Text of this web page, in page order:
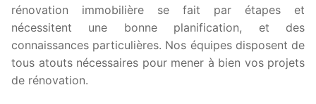
rénovation immobilière se fait par étapes et
nécessitent une bonne planification, et des
connaissances particulières. Nos équipes disposent de
tous atouts nécessaires pour mener à bien vos projets
de rénovation.